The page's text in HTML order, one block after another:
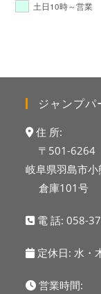
土日10時～営業
ジャンプパ
住 所:
〒501-6264
岐阜県羽島市
倉庫101号
電 話:058-
定休日: 水・
営業時間: